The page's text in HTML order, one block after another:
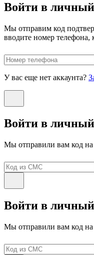
Войти в
Мы отправим код
вводите номер телефона,
У вас еще нет аккаунта?
Войти в
Мы отправили вам код на
Войти в
Мы отправили вам код на